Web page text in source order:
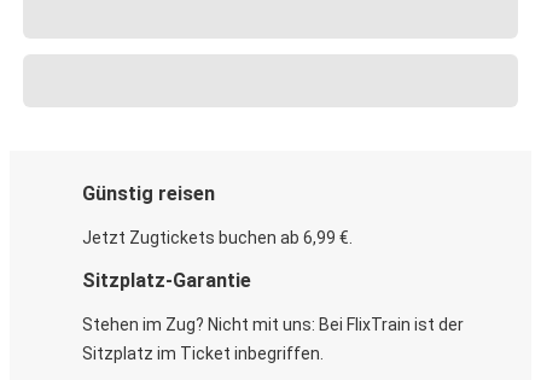
Günstig reisen
Jetzt Zugtickets buchen ab 6,99 €.
Sitzplatz-Garantie
Stehen im Zug? Nicht mit uns: Bei FlixTrain ist der
Sitzplatz im Ticket inbegriffen.